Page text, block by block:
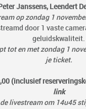
Janssens, Leendert
op zondag 1
door 1 vaste
geluidskwaliteit.
tot en met zondag 1
je ticket.
(inclusief
link
livestream om 14u45